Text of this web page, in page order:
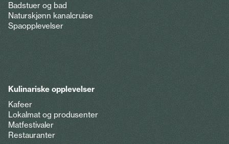
Badstuer og bad
Naturskjønn kanalcruise
Spaopplevelser
Kulinariske opplevelser
Kafeer
Lokalmat og produsenter
Matfestivaler
Restauranter